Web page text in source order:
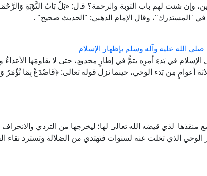
وإن شئت لهم باب التوبة والرحمة؟ قال: «بَلْ بَابُ التَّوْبَةِ
"المستدرك"، وقال الإمام الذهبي: "الحديث صحيح" .
الله عليه وآله وسلم بإظهار الإسلام
الإسلام في بَدءِ أمرِه يتمُّ في إطارٍ محدودٍ، حتى لا يقاومَها
أعوامٍ مِن بَدء الوحي، حينما نزل قوله تعالى: ﴿فَاصْدَعْ بِمَا
منقذها الذي قيضه الله تعالى لها؛ ليخرجها من التردي والانحراف
الوحي الذي تخلت عنه لسنوات فتهتدي من الضلالة وتسترد نقاء